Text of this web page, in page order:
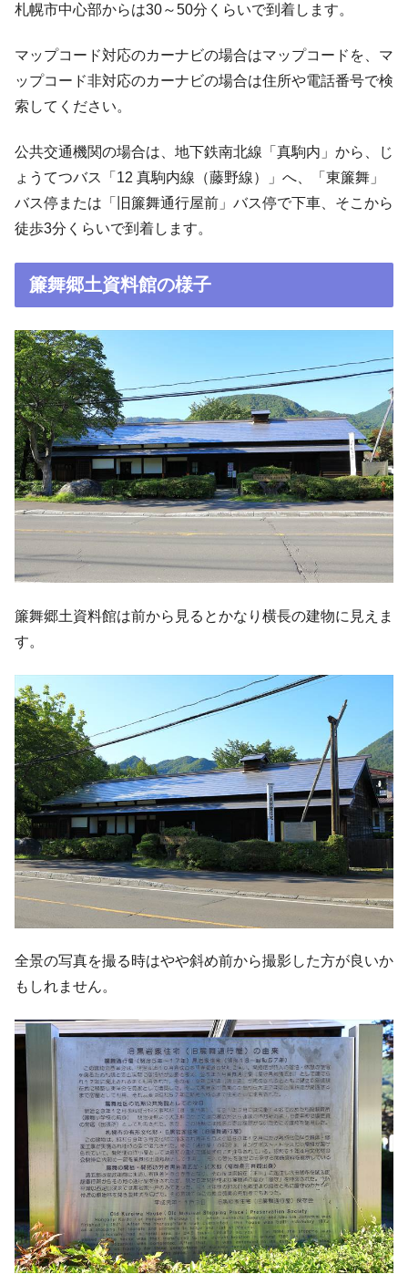
札幌市中心部からは30～50分くらいで到着します。
マップコード対応のカーナビの場合はマップコードを、マ
ップコード非対応のカーナビの場合は住所や電話番号で検
索してください。
公共交通機関の場合は、地下鉄南北線「真駒内」から、じ
ょうてつバス「12 真駒内線（藤野線）」へ、「東簾舞」
バス停または「旧簾舞通行屋前」バス停で下車、そこから
徒歩3分くらいで到着します。
簾舞郷土資料館の様子
簾舞郷土資料館は前から見るとかなり横長の建物に見えま
す。
全景の写真を撮る時はやや斜め前から撮影した方が良いか
もしれません。